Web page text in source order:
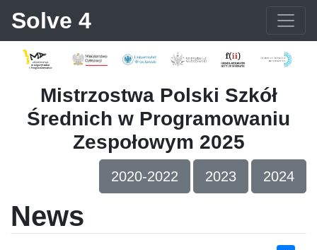
Solve 4
Mistrzostwa Polski Szkół
Średnich w Programowaniu
Zespołowym 2025
2020-2022 2023 2024
News